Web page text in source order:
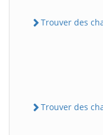
Trouver des
Trouver des